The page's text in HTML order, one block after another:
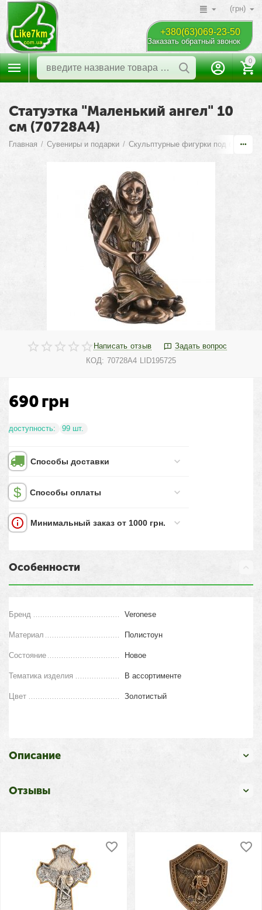
(грн)
+380(63)069-23-50
Заказать обратный звонок
0
Статуэтка "Маленький ангел" 10
см (70728A4)
Главная / Сувениры и подарки / Скульптурные фигурки под бронзу
Написать отзыв
Задать вопрос
КОД: 70728A4 LID195725
690грн
доступность: 99 шт.
Способы доставки
Способы оплаты
Минимальный заказ от 1000 грн.
Особенности
Бренд Veronese
Материал Полистоун
Состояние Новое
Тематика изделия В ассортименте
Цвет Золотистый
Описание
Отзывы